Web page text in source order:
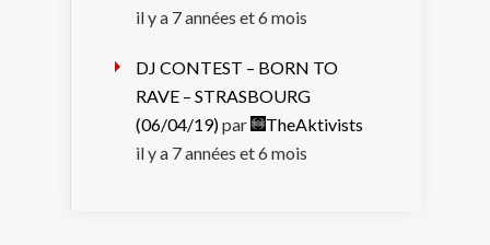
il y a 7 années et 6 mois
DJ CONTEST – BORN TO
RAVE – STRASBOURG
(06/04/19)par
TheAktivists
il y a 7 années et 6 mois